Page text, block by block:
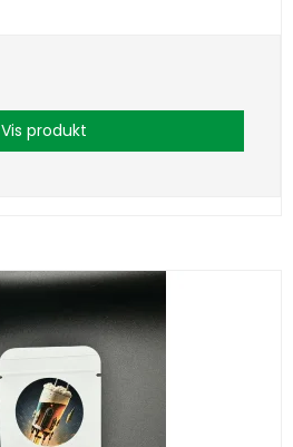
Vis produkt